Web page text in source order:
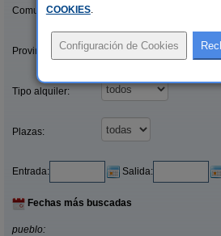
Comunidades:
Provincias/Islas:
Tipo alquiler:
Plazas:
Entrada: Salida:
Fechas más buscadas
pueblo:
COOKIES.